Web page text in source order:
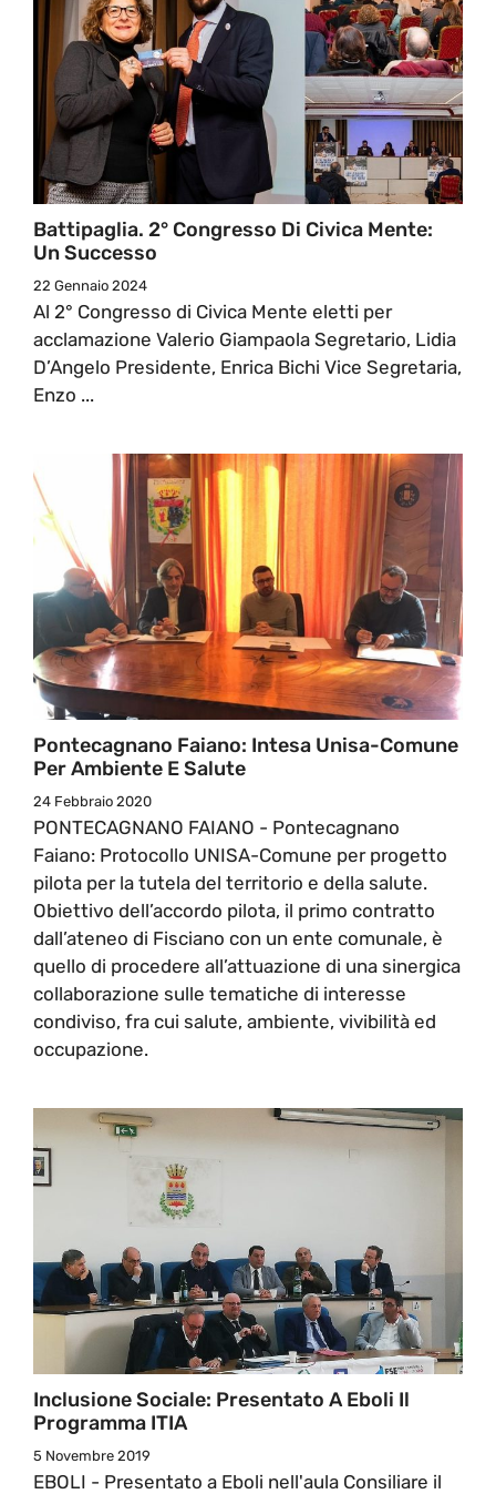
Battipaglia. 2° Congresso Di Civica Mente:
Un Successo
22 Gennaio 2024
Al 2° Congresso di Civica Mente eletti per
acclamazione Valerio Giampaola Segretario, Lidia
D’Angelo Presidente, Enrica Bichi Vice Segretaria,
Enzo ...
Pontecagnano Faiano: Intesa Unisa-Comune
Per Ambiente E Salute
24 Febbraio 2020
PONTECAGNANO FAIANO - Pontecagnano
Faiano: Protocollo UNISA-Comune per progetto
pilota per la tutela del territorio e della salute.
Obiettivo dell’accordo pilota, il primo contratto
dall’ateneo di Fisciano con un ente comunale, è
quello di procedere all’attuazione di una sinergica
collaborazione sulle tematiche di interesse
condiviso, fra cui salute, ambiente, vivibilità ed
occupazione.
Inclusione Sociale: Presentato A Eboli Il
Programma ITIA
5 Novembre 2019
EBOLI - Presentato a Eboli nell'aula Consiliare il